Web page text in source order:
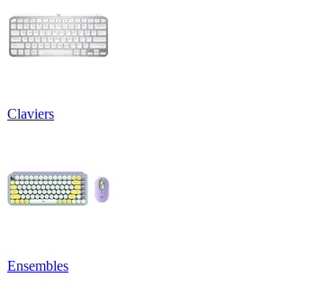
Claviers
Ensembles